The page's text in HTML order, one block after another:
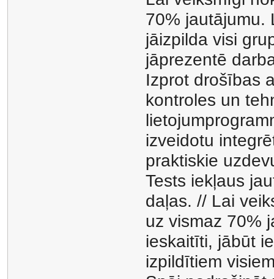
70% jautājumu.
jāizpilda visi
jāprezentē
Izprot drošības
kontroles un
izveidotu
praktiskie
Tests iekļaus
daļas. // Lai
uz vismaz 70%
ieskaitīti, jābūt
izpildītiem